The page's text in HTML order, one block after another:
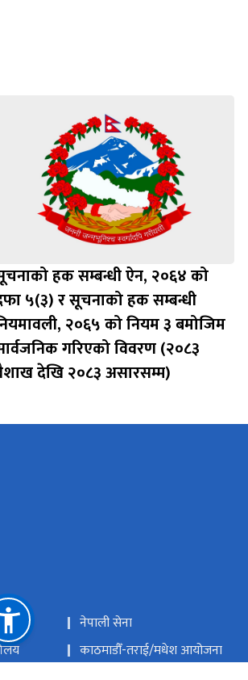
हक सम्बन्धी ऐन, २०६४ को
५(३) र सूचनाको हक सम्बन्धी
२०६५ को नियम ३ बमोजिम
गरिएको विवरण (२०८३
देखि २०८३ असारसम्म)
नेपाली सेना
काठमाडौँ-तराई/मधेश आयोजना